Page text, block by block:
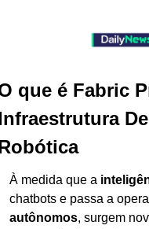
que é Fabric
À medida que a
chatbots e passa a
autônomos, surgem